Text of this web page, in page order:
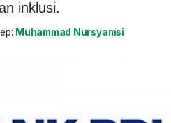
inklusi.
Muhammad Nursyamsi